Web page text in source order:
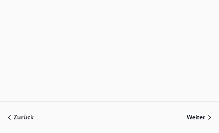
Zurück Weiter